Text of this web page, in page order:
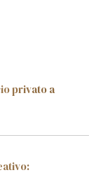
privato a